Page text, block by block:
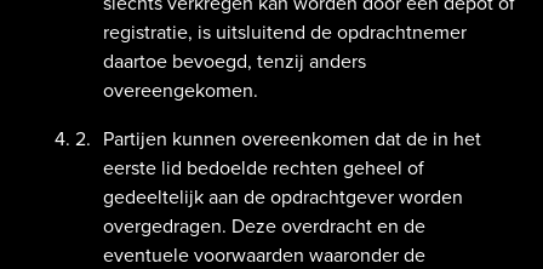
registratie, is uitsluitend de opdrachtnemer
daartoe bevoegd, tenzij anders
overeengekomen.
Partijen kunnen overeenkomen dat de in het
eerste lid bedoelde rechten geheel of
gedeeltelijk aan de opdrachtgever worden
overgedragen. Deze overdracht en de
eventuele voorwaarden waaronder de